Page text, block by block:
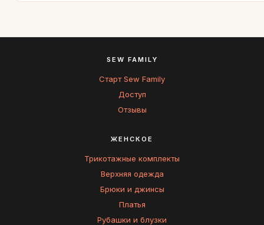
SEW FAMILY
Старт Sew Family
Доступ
Отзывы
ЖЕНСКОЕ
Трикотажные комплекты
Верхняя одежда
Брюки и джинсы
Платья
Рубашки и блузки